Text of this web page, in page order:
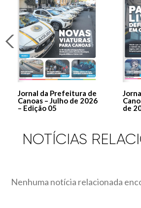
Jornal da Prefeitura de
Canoas – Julho de 2026
– Edição 05
de
NOTÍCIAS
Nenhuma notícia relacionada